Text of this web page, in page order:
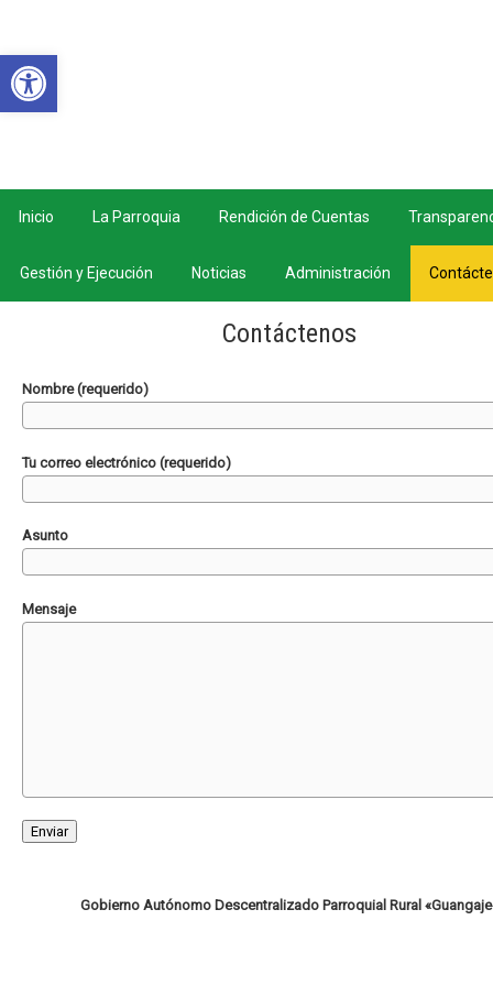
Inicio La Parroquia Rendición de Cuentas
Gestión y Ejecución Noticias Administración
Contáctenos
Nombre (requerido)
Tu correo electrónico (requerido)
Asunto
Mensaje
Gobierno Autónomo Descentralizado Parroquial Rural «Guangaje
Abrir barra de herramientas